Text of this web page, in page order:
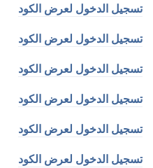
تسجيل الدخول لعرض الكود
تسجيل الدخول لعرض الكود
تسجيل الدخول لعرض الكود
تسجيل الدخول لعرض الكود
تسجيل الدخول لعرض الكود
تسجيل الدخول لعرض الكود